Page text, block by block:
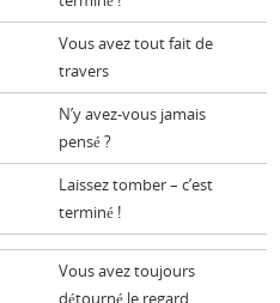
Vous avez tout fait de
travers
N’y avez-vous jamais
pensé ?
Laissez tomber – c’est
terminé !
Vous avez toujours
détourné le regard